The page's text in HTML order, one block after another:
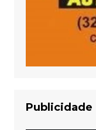
Publicidade